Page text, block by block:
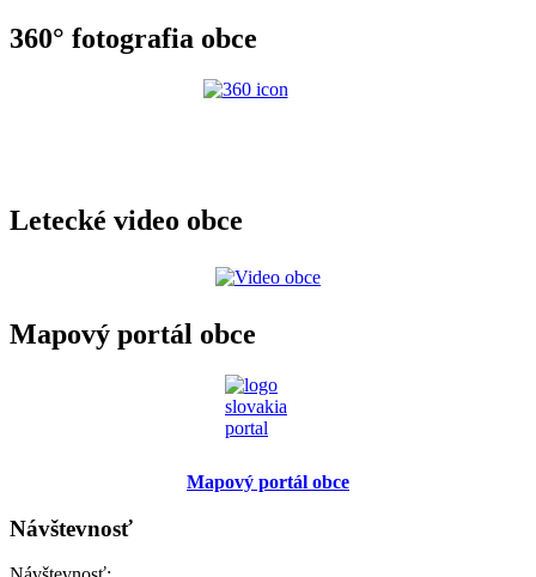
360° fotografia obce
Letecké video obce
Mapový portál obce
Mapový portál obce
Návštevnosť